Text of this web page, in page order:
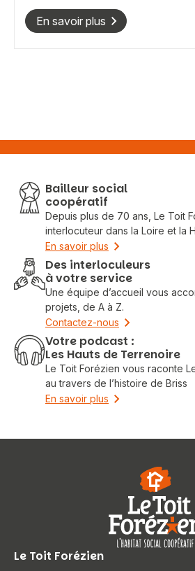
En savoir plus
Bailleur social
coopératif
Depuis plus de 70 ans, Le Toit
interlocuteur dans la Loire et la
En savoir plus
Des interloculeurs
à votre service
Une équipe d’accueil vous
projets, de A à Z.
Contactez-nous
Votre podcast :
Les Hauts de Terrenoire
Le Toit Forézien vous raconte
au travers de l’histoire de Briss
En savoir plus
Le Toit Forézien